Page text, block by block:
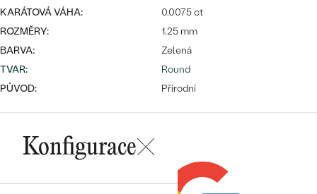
Bestsellery
KARÁTOVÁ VÁHA:
0.0075 ct
ROZMĚRY:
1.25 mm
BARVA:
Zelená
TVAR:
Round
PŮVOD:
Přírodní
Konfigurace